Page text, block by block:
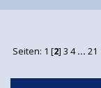
Seiten: 1 [2] 3 4 ... 21